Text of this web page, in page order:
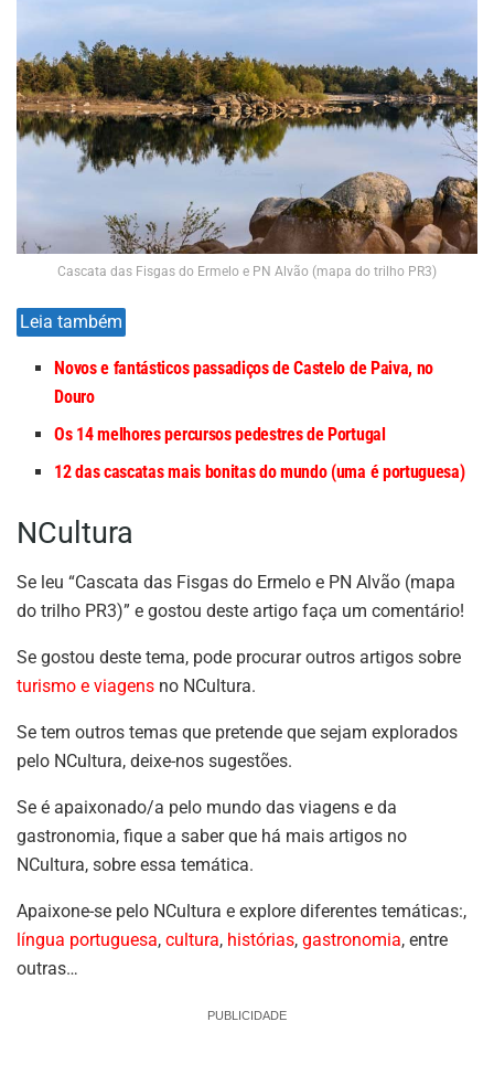
Cascata das Fisgas do Ermelo e PN Alvão (mapa do trilho PR3)
Leia também
Novos e fantásticos passadiços de Castelo de Paiva, no
Douro
Os 14 melhores percursos pedestres de Portugal
12 das cascatas mais bonitas do mundo (uma é portuguesa)
NCultura
Se leu “Cascata das Fisgas do Ermelo e PN Alvão (mapa
do trilho PR3)” e gostou deste artigo faça um comentário!
Se gostou deste tema, pode procurar outros artigos sobre
turismo e viagens no NCultura.
Se tem outros temas que pretende que sejam explorados
pelo NCultura, deixe-nos sugestões.
Se é apaixonado/a pelo mundo das viagens e da
gastronomia, fique a saber que há mais artigos no
NCultura, sobre essa temática.
Apaixone-se pelo NCultura e explore diferentes temáticas:,
língua portuguesa, cultura, histórias, gastronomia, entre
outras…
PUBLICIDADE